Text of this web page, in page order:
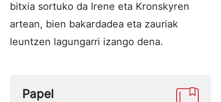
bitxia sortuko da Irene eta Kronskyren
artean, bien bakardadea eta zauriak
leuntzen lagungarri izango dena.
Papel